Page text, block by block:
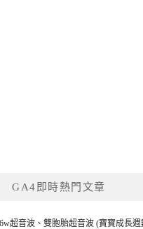
GA4即時熱門文章
超音波、雙胞胎超音波 (寶寶成長